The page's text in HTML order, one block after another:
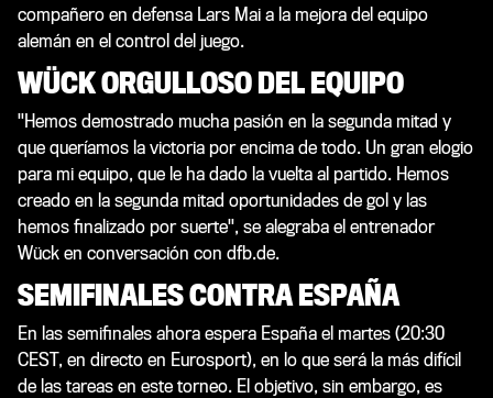
compañero en defensa Lars Mai a la mejora del equipo
alemán en el control del juego.
WÜCK ORGULLOSO DEL EQUIPO
"Hemos demostrado mucha pasión en la segunda mitad y
que queríamos la victoria por encima de todo. Un gran elogio
para mi equipo, que le ha dado la vuelta al partido. Hemos
creado en la segunda mitad oportunidades de gol y las
hemos finalizado por suerte", se alegraba el entrenador
Wück en conversación con dfb.de.
SEMIFINALES CONTRA ESPAÑA
En las semifinales ahora espera España el martes (20:30
CEST, en directo en Eurosport), en lo que será la más difícil
de las tareas en este torneo. El objetivo, sin embargo, es